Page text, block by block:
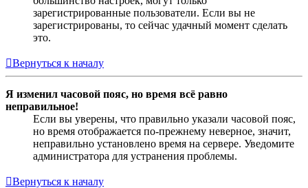
зарегистрированные пользователи. Если вы не
зарегистрированы, то сейчас удачный момент сделать
это.
Вернуться к началу
Я изменил часовой пояс, но время всё равно
неправильное!
Если вы уверены, что правильно указали часовой пояс,
но время отображается по-прежнему неверное, значит,
неправильно установлено время на сервере. Уведомите
администратора для устранения проблемы.
Вернуться к началу